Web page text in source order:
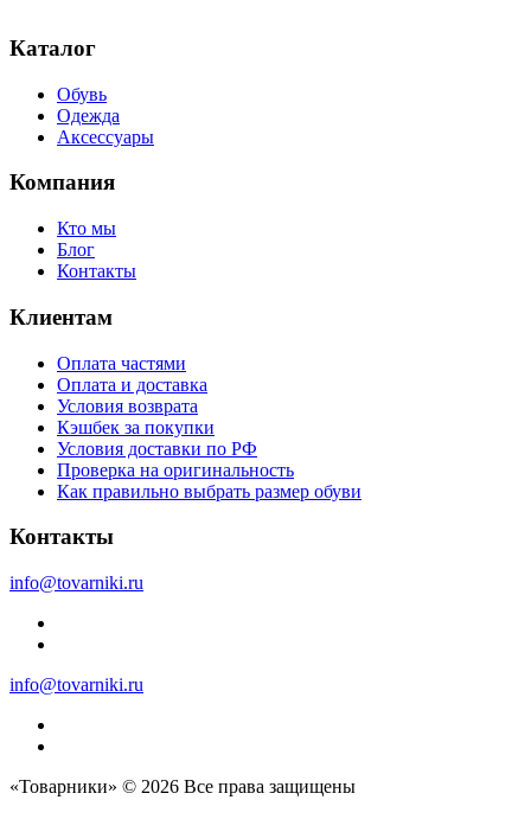
Каталог
Обувь
Одежда
Аксессуары
Компания
Кто мы
Блог
Контакты
Клиентам
Оплата частями
Оплата и доставка
Условия возврата
Кэшбек за покупки
Условия доставки по РФ
Проверка на оригинальность
Как правильно выбрать размер обуви
Контакты
info@tovarniki.ru
info@tovarniki.ru
«Товарники» © 2026 Все права защищены